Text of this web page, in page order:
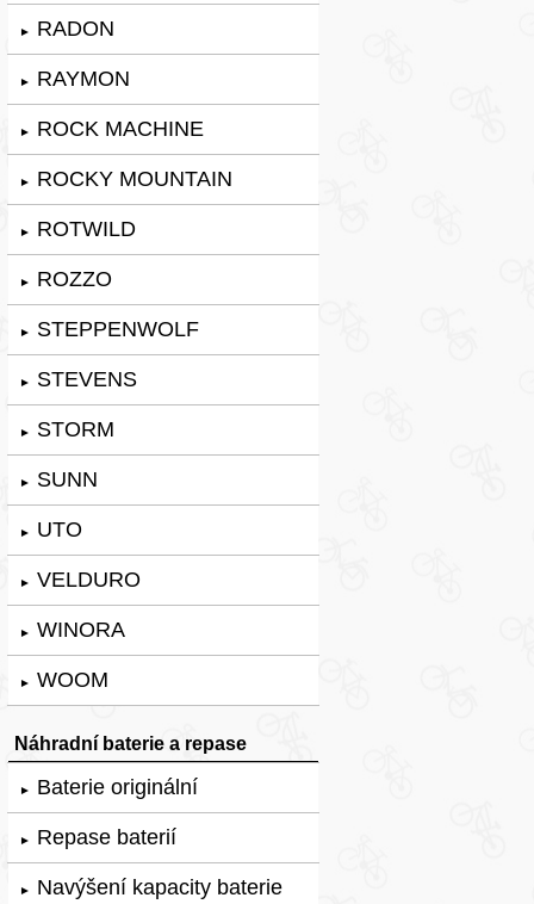
► RADON
► RAYMON
► ROCK MACHINE
► ROCKY MOUNTAIN
► ROTWILD
► ROZZO
► STEPPENWOLF
► STEVENS
► STORM
► SUNN
► UTO
► VELDURO
► WINORA
► WOOM
Náhradní baterie a repase
► Baterie originální
► Repase baterií
► Navýšení kapacity baterie